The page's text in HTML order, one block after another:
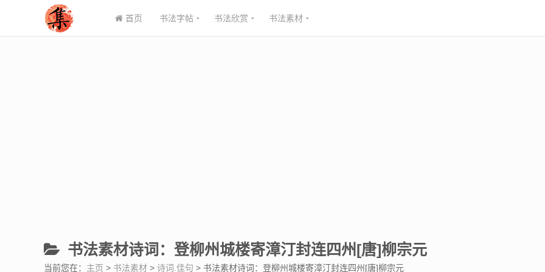
首页 书法字帖 书法欣赏 书法素材
书法素材诗词：登柳州城楼寄漳汀封连四州[唐]柳宗元
当前您在： 主页 > 书法素材 > 诗词.佳句 > 书法素材诗词：登柳州城楼寄漳汀封连四州[唐]柳宗元